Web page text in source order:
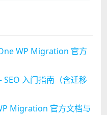
WP Migration 官方
入门指南（含迁移
Migration 官方文档与